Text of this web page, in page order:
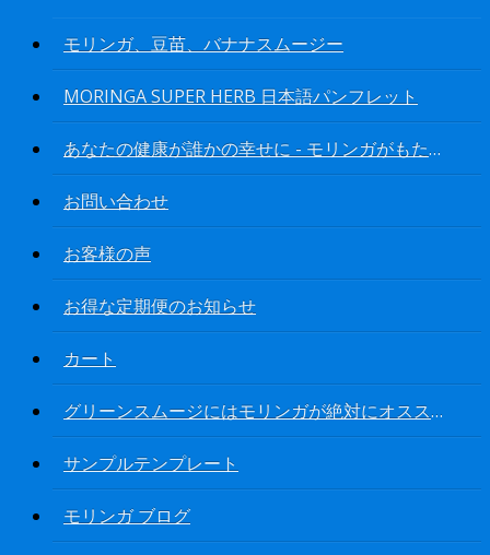
モリンガ、豆苗、バナナスムージー
MORINGA SUPER HERB 日本語パンフレット
あなたの健康が誰かの幸せに - モリンガがもたらす可能性は無限大
お問い合わせ
お客様の声
お得な定期便のお知らせ
カート
グリーンスムージにはモリンガが絶対にオススメ
サンプルテンプレート
モリンガ ブログ